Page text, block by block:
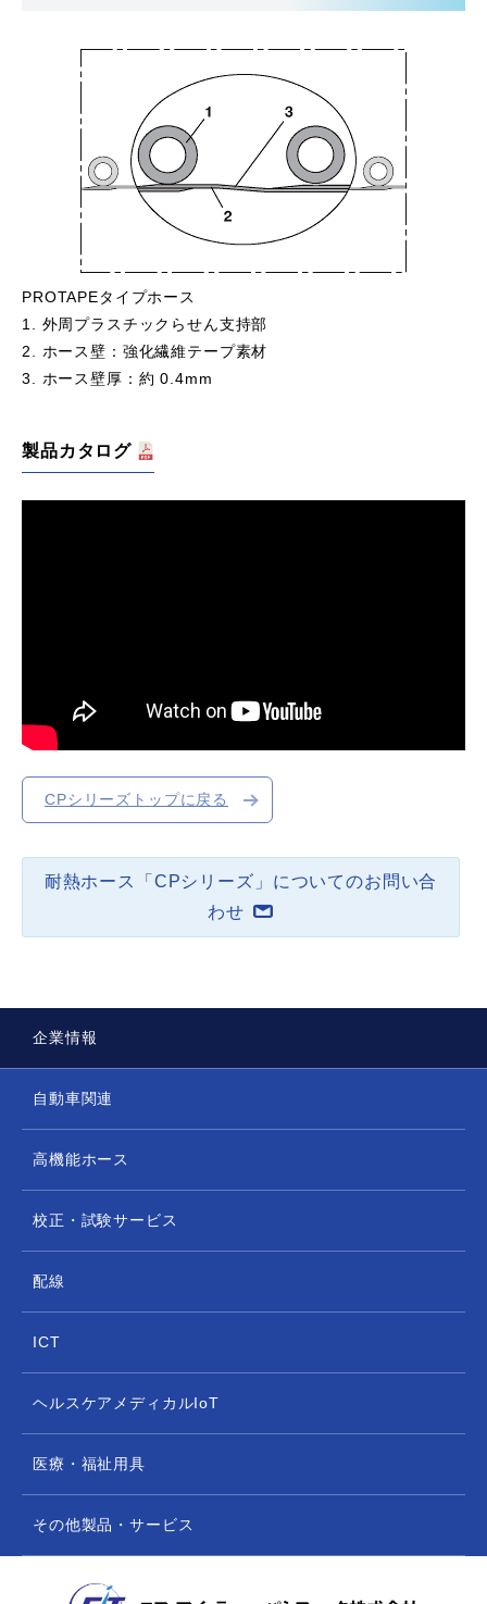
PROTAPEタイプホース
1. 外周プラスチックらせん支持部
2. ホース壁：強化繊維テープ素材
3. ホース壁厚：約 0.4mm
製品カタログ
CPシリーズトップに戻る
耐熱ホース「CPシリーズ」についてのお問い合
わせ
企業情報
自動車関連
高機能ホース
校正・試験サービス
配線
ICT
ヘルスケアメディカルIoT
医療・福祉用具
その他製品・サービス